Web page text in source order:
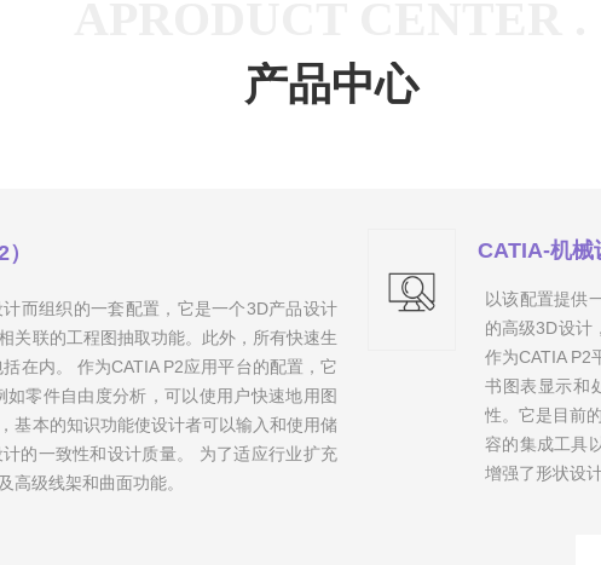
而组织的一套配置，它是一个3D产品设计
关联的工程图抽取功能。此外，所有快速生
在内。 作为CATIA P2应用平台的配置，它
零件自由度分析，可以使用户快速地用图
基本的知识功能使设计者可以输入和使用储
的一致性和设计质量。 为了适应行业扩充
高级线架和曲面功能。
CATIA-机械
以该配置提供
的高级3D设计
作为CATIA P2
书图表显示和
性。它是目前
容的集成工具
增强了形状设
产品中心